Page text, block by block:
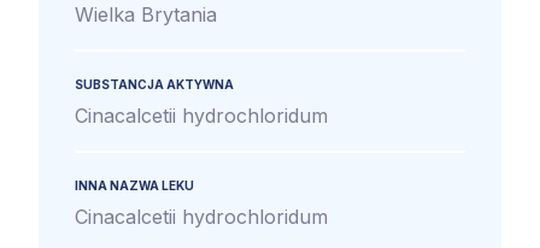
Wielka Brytania
SUBSTANCJA AKTYWNA
Cinacalcetii hydrochloridum
INNA NAZWA LEKU
Cinacalcetii hydrochloridum